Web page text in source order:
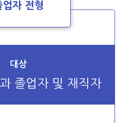
업자 전형
대상
졸업자 및 재직자